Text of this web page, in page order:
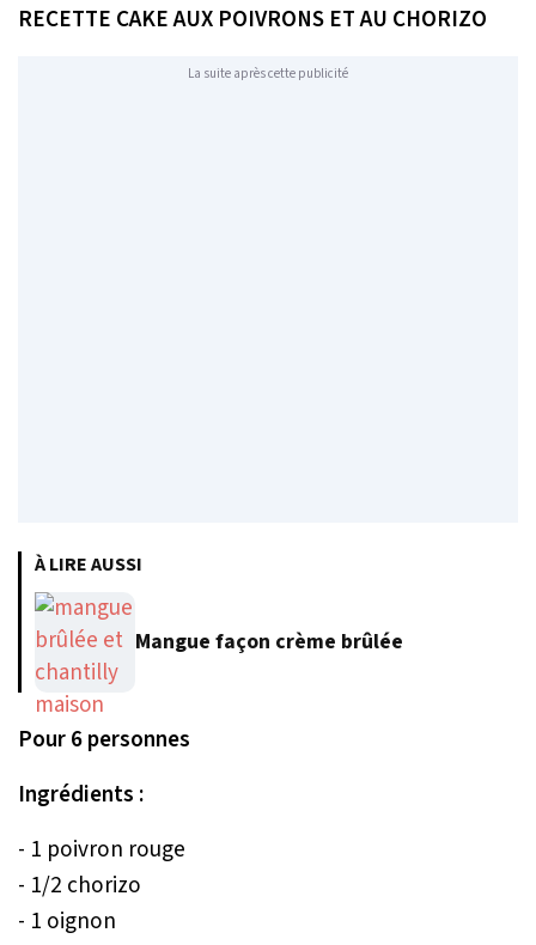
RECETTE CAKE AUX POIVRONS ET AU CHORIZO
La suite après cette publicité
À LIRE AUSSI
Mangue façon crème brûlée
Pour 6 personnes
Ingrédients :
- 1 poivron rouge
- 1/2 chorizo
- 1 oignon